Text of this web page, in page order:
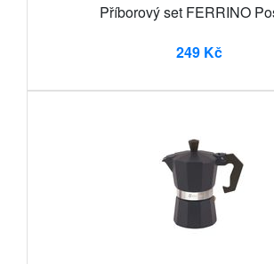
Příborový set FERRINO
249 Kč